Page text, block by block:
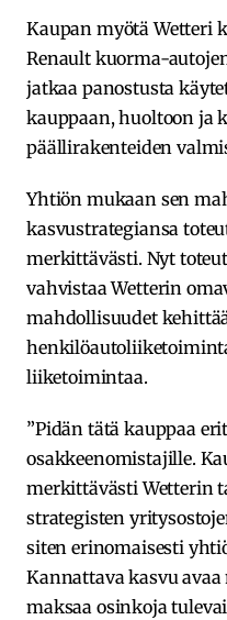
Kaupan myötä Wetteri
Renault kuorma-
jatkaa panostusta
kauppaan, huoltoon ja
päällirakenteiden
Yhtiön mukaan sen
kasvustrategiansa
merkittävästi. Nyt
vahvistaa Wetterin
mahdollisuudet
liiketoimintaa.
”Pidän tätä kauppaa
osakkeenomistajille.
merkittävästi Wetterin
strategisten
siten erinomaisesti
Kannattava kasvu
maksaa osinkoja